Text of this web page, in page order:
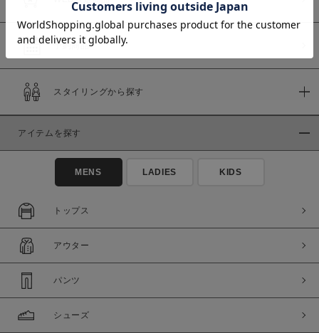
商品タイプ
通常商品
セール価格
在庫
在庫あり
予約商品
スタイリングから探す
アイテムを探す
MENS LADIES KIDS
トップス
アウター
パンツ
シューズ